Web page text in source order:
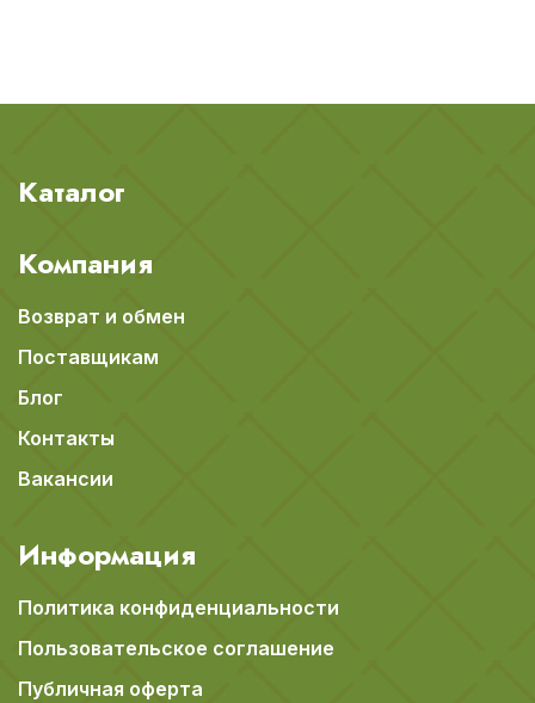
Каталог
Компания
Возврат и обмен
Поставщикам
Блог
Контакты
Вакансии
Информация
Политика конфиденциальности
Пользовательское соглашение
Публичная оферта